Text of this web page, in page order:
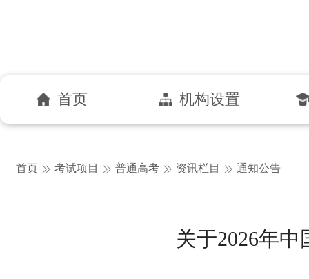
首页 机构设置
首页 考试项目 普通高考 资讯栏目 通知公告
关于2026年